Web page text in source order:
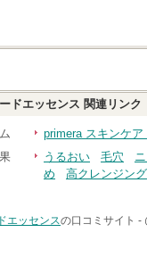
ドエッセンス 関連リンク
primera スキンケア
うるおい 毛穴
め
高クレンジング
エッセンスの口コミサイト -